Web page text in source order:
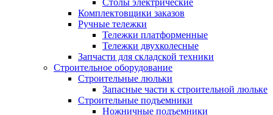
Столы электрические
Комплектовщики заказов
Ручные тележки
Тележки платформенные
Тележки двухколесные
Запчасти для складской техники
Строительное оборудование
Строительные люльки
Запасные части к строительной люльке
Строительные подъемники
Ножничные подъемники